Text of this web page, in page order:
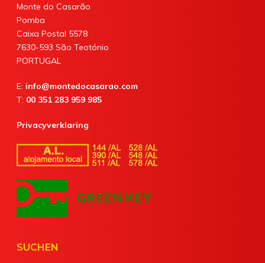
Monte do Casarão
Pomba
Caixa Postal 5578
7630-593 São Teotónio
PORTUGAL
E: info@montedocasarao.com
T: 00 351 283 959 985
Privacyverklaring
SUCHEN